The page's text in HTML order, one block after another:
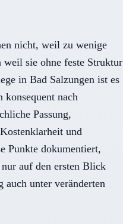
nicht, weil zu wenige
sie ohne feste Struktur
in Bad Salzungen ist es
konsequent nach
Passung,
und
Punkte dokumentiert,
auf den ersten Blick
auch unter veränderten